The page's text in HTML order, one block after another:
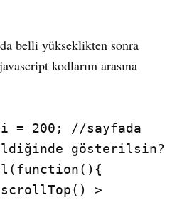
belli yükseklikten sonra
kodlarım arasına
gösterilsin?